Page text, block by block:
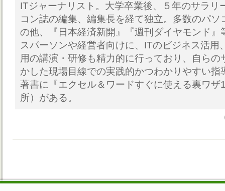
ITジャーナリスト。大学卒業後、５年のサラリ
コン誌の編集、編集長を経て独立。多数のパソ
の他、『日本経済新開』『週刊ダイヤモンド』
スパーソンや経営者向けに、ITのビジネス活用
用の講演・研修も精力的に行っており、自らの
かした現場目線での実践的かつわかりやすい指
著書に『エクセル＆ワードすぐに使える裏ワザ
所）がある。